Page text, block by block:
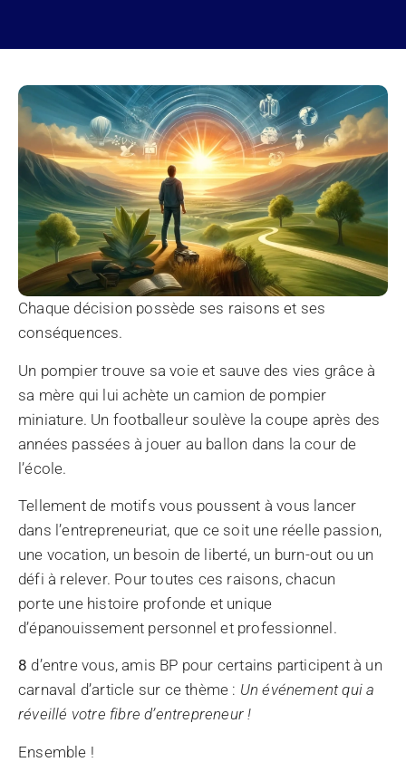
Chaque décision possède ses raisons et ses
conséquences.
Un pompier trouve sa voie et sauve des vies grâce à
sa mère qui lui achète un camion de pompier
miniature. Un footballeur soulève la coupe après des
années passées à jouer au ballon dans la cour de
l’école.
Tellement de motifs vous poussent à vous lancer
dans l’entrepreneuriat, que ce soit une réelle passion,
une vocation, un besoin de liberté, un burn-out ou un
défi à relever. Pour toutes ces raisons, chacun
porte une histoire profonde et unique
d’épanouissement personnel et professionnel.
8 d’entre vous, amis BP pour certains participent à un
carnaval d’article sur ce thème : Un événement qui a
réveillé votre fibre d’entrepreneur !
Ensemble !